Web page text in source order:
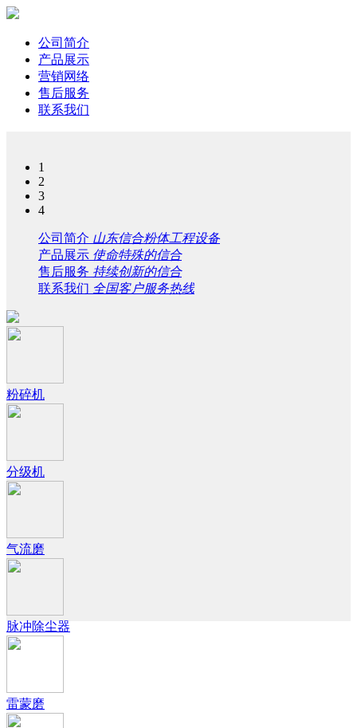
公司简介
产品展示
营销网络
售后服务
联系我们
1
2
3
4
公司简介 山东信合粉体工程设备
产品展示 使命特殊的信合
售后服务 持续创新的信合
联系我们 全国客户服务热线
粉碎机
分级机
气流磨
脉冲除尘器
雷蒙磨